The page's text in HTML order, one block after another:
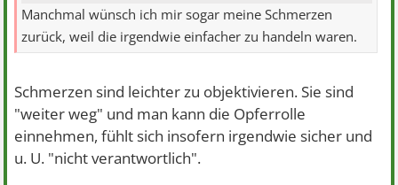
Manchmal wünsch ich mir sogar meine Schmerzen
zurück, weil die irgendwie einfacher zu handeln waren.
Schmerzen sind leichter zu objektivieren. Sie sind
"weiter weg" und man kann die Opferrolle
einnehmen, fühlt sich insofern irgendwie sicher und
u. U. "nicht verantwortlich".